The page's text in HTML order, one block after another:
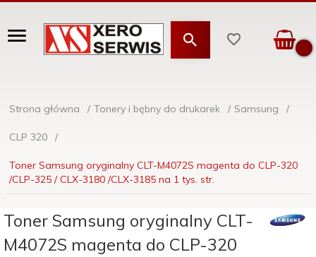
Strona główna Tonery i bębny do drukarek Samsung
CLP 320
Toner Samsung oryginalny CLT-M4072S magenta do CLP-320
/CLP-325 / CLX-3180 /CLX-3185 na 1 tys. str.
Toner Samsung oryginalny CLT-
M4072S magenta do CLP-320